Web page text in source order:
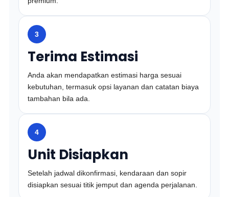
3
Terima Estimasi
Anda akan mendapatkan estimasi harga sesuai
kebutuhan, termasuk opsi layanan dan catatan biaya
tambahan bila ada.
4
Unit Disiapkan
Setelah jadwal dikonfirmasi, kendaraan dan sopir
disiapkan sesuai titik jemput dan agenda perjalanan.